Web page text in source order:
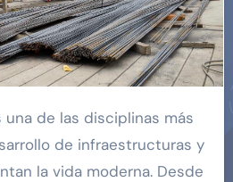
una de las disciplinas más
de infraestructuras y
la vida moderna. Desde